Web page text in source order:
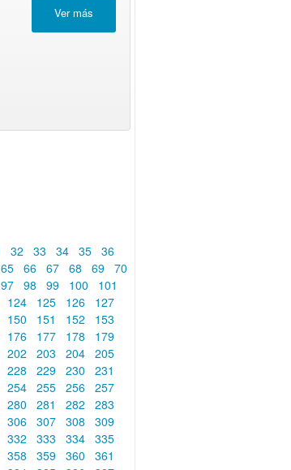
32 33 34 35 36
65 66 67 68 69 70
97 98 99 100
101
124 125 126
127
150 151 152
153
176 177 178
179
202 203 204 205
228 229 230
231
254 255 256 257
280 281 282
283
306 307 308
309
332 333 334 335
358 359 360
361